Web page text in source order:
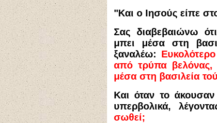
"Και ο Ιησούς είπε
Σας διαβεβαιώνω
μπει μέσα στη
ξαναλέω:
από τρύπα
μέσα στη βασιλεία
Και όταν το άκουσαν
υπερβολικά,
σωθεί;